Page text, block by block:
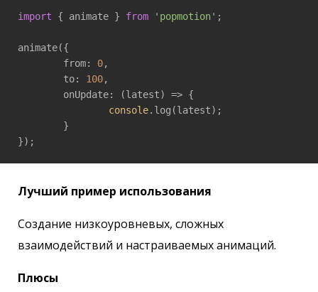
import { animate } from 'popmotion' ;
animate({
	from:
0,
	to:
100,
	onUpdate:
(latest) => {
console.log(latest);
});
Лучший пример использования
Создание низкоуровневых, сложных
взаимодействий и настраиваемых анимаций.
Плюсы